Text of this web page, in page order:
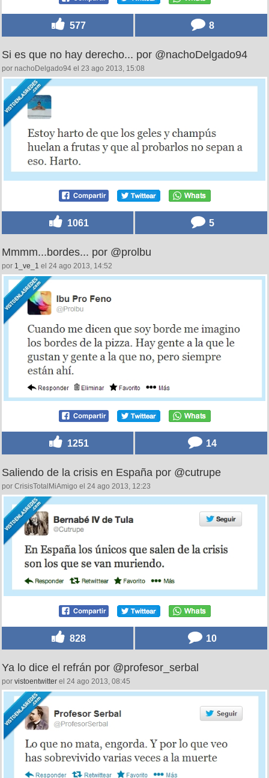
577 8
Si es que no hay derecho... por @nachoDelgado94
por nachoDelgado94 el 23 ago 2013, 15:08
1061 5
Mmmm...bordes... por @prolbu
por 1_ve_1 el 24 ago 2013, 14:52
1251 14
Saliendo de la crisis en España por @cutrupe
por CrisisTotalMiAmigo el 24 ago 2013, 12:23
828 10
Ya lo dice el refrán por @profesor_serbal
por vistoentwitter el 24 ago 2013, 08:45